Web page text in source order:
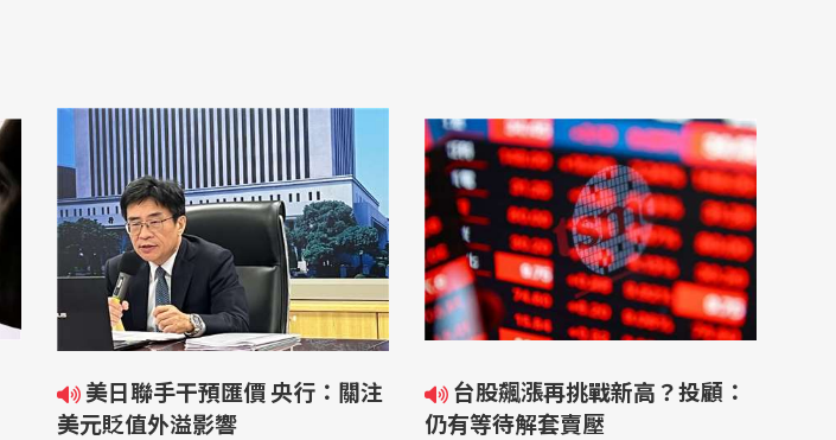
美日聯手干預匯價 央行：關注
美元貶值外溢影響
台股飆漲再挑戰新高？投顧：
仍有等待解套賣壓